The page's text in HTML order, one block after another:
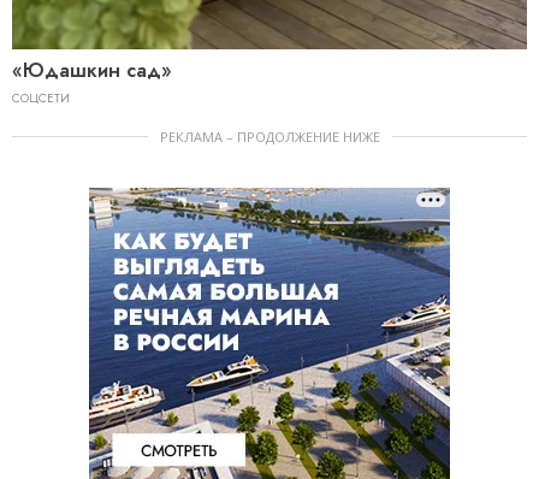
«Юдашкин сад»
СОЦСЕТИ
РЕКЛАМА – ПРОДОЛЖЕНИЕ НИЖЕ